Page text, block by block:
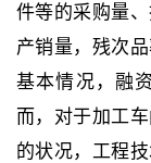
件等的采购量
产销量，残次
基本情况，融
而，对于加工
的状况，工程